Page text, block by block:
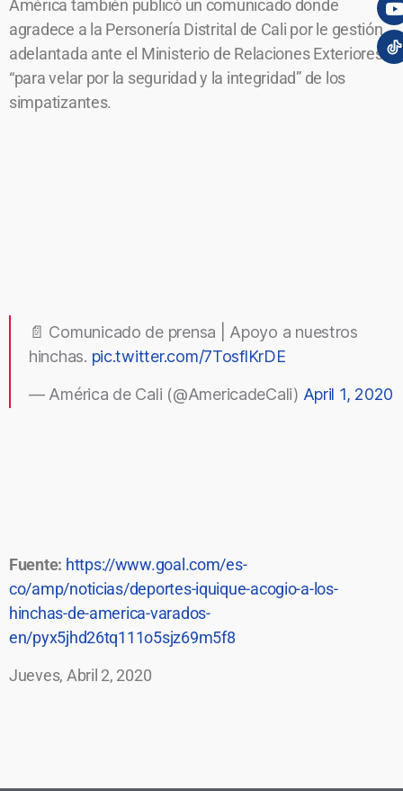
América también publicó un comunicado donde
agradece a la Personería Distrital de Cali por le gestión
adelantada ante el Ministerio de Relaciones Exteriores
“para velar por la seguridad y la integridad” de los
simpatizantes.
📄 Comunicado de prensa | Apoyo a nuestros
hinchas. pic.twitter.com/7TosflKrDE
— América de Cali (@AmericadeCali) April 1, 2020
Fuente: https://www.goal.com/es-
co/amp/noticias/deportes-iquique-acogio-a-los-
hinchas-de-america-varados-
en/pyx5jhd26tq111o5sjz69m5f8
Jueves, Abril 2, 2020